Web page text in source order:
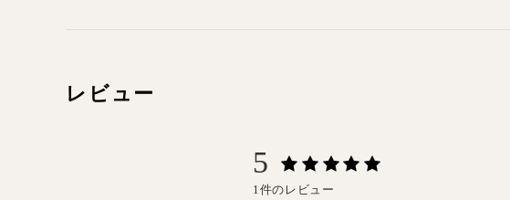
レビュー
5
1件のレビュー